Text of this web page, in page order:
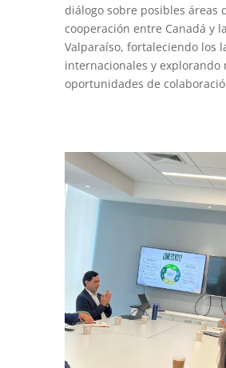
diálogo sobre posibles áreas
cooperación entre Canadá y
Valparaíso, fortaleciendo los
internacionales y explorando
oportunidades de